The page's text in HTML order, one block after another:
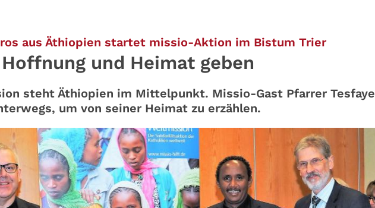
aus Äthiopien startet missio-Aktion im Bistum Trier:
und Heimat geben
steht Äthiopien im Mittelpunkt. Missio-Gast Pfarrer Tesfaye
um von seiner Heimat zu erzählen.